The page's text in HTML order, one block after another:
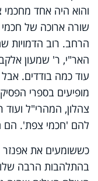
והוא היה אחד
שורה ארוכה של חכמי
הרחב. רוב הדמויות
האר"י, ר' שמעון
עוד כמה בודדים.
מופיעים בספרי
צהלון, המהרי"ל
להם 'חכמי צפת'. הם
כששומעים את אפנזר
בהתלהבות הרבה